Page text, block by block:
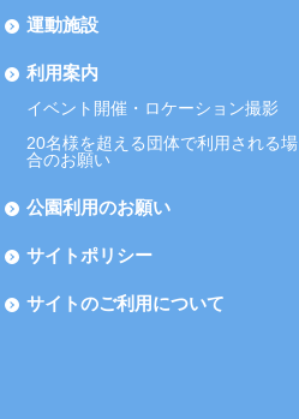
運動施設
利用案内
イベント開催・ロケーション撮影
20名様を超える団体で利用される場
合のお願い
公園利用のお願い
サイトポリシー
サイトのご利用について